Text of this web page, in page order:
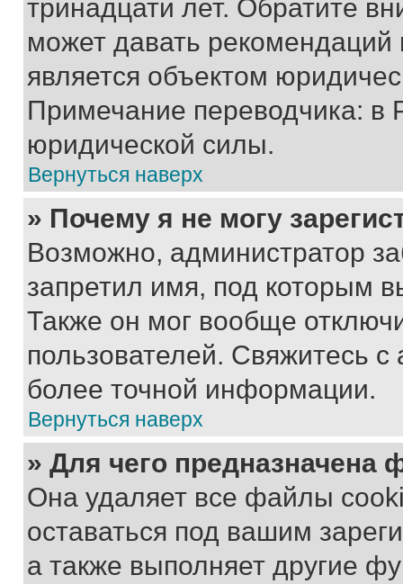
тринадцати лет. Обратите
может давать
является объектом
Примечание переводчика: в
юридической силы.
Вернуться наверх
» Почему я не могу
Возможно, администратор
запретил имя, под которым
Также он мог вообще
пользователей. Свяжитесь
более точной информации.
Вернуться наверх
» Для чего предназначена
Она удаляет все файлы
оставаться под вашим
а также выполняет другие